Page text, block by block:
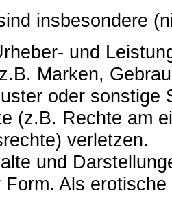
insbesondere
und
Marken,
oder sonstige
(z.B. Rechte am
verletzen.
und
Als